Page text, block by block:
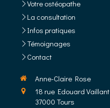
Votre ostéopathe
La consultation
Infos pratiques
Témoignages
Contact
Anne-Claire Rose
18 rue Edouard Vaillant
37000 Tours